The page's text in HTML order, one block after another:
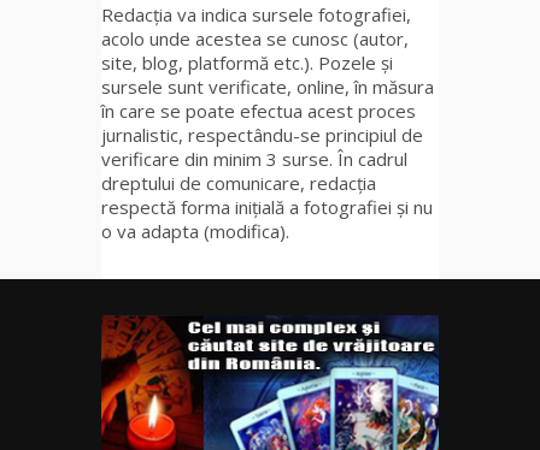
Redacția va indica sursele fotografiei,
acolo unde acestea se cunosc (autor,
site, blog, platformă etc.). Pozele și
sursele sunt verificate, online, în măsura
în care se poate efectua acest proces
jurnalistic, respectându-se principiul de
verificare din minim 3 surse. În cadrul
dreptului de comunicare, redacția
respectă forma inițială a fotografiei și nu
o va adapta (modifica).